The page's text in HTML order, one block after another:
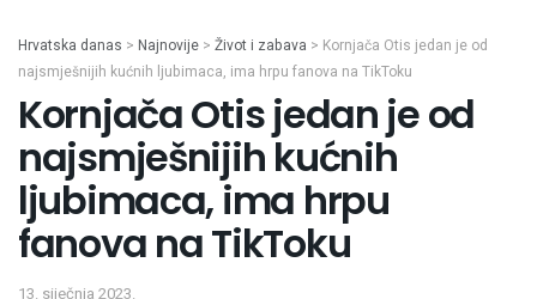
Hrvatska danas > Najnovije > Život i zabava > Kornjača Otis jedan je od
najsmješnijih kućnih ljubimaca, ima hrpu fanova na TikToku
Kornjača Otis jedan je od
najsmješnijih kućnih
ljubimaca, ima hrpu
fanova na TikToku
13. siječnja 2023.